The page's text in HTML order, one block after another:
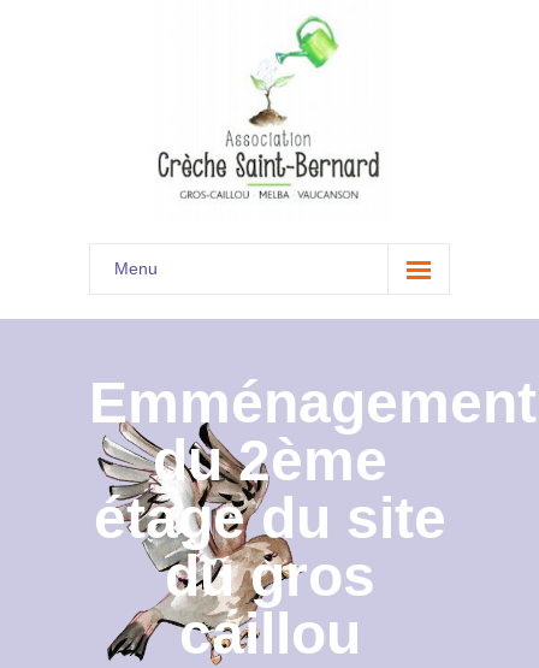
Menu
Accueil
Présentation
Documents
Les menus à venir
Contact
Archives du blog
Emménagement
du 2ème
étage du site
du gros
caillou